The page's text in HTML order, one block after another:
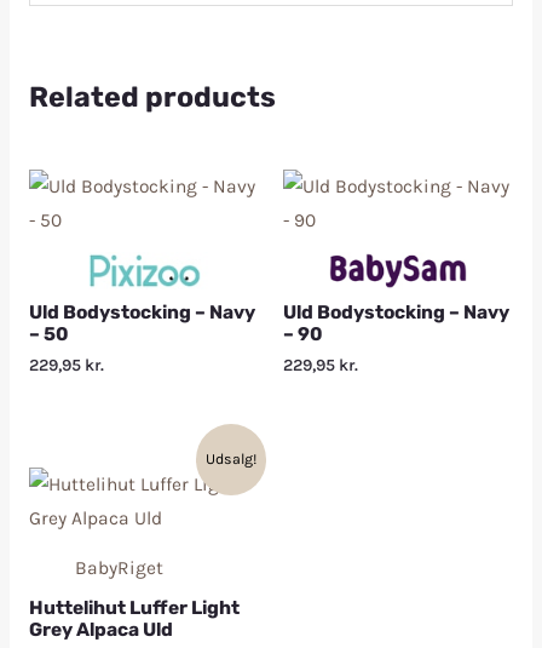
Related products
Uld Bodystocking – Navy
– 50
229,95 kr.
Uld Bodystocking – Navy
– 90
229,95 kr.
Udsalg!
BabyRiget
Huttelihut Luffer Light
Grey Alpaca Uld